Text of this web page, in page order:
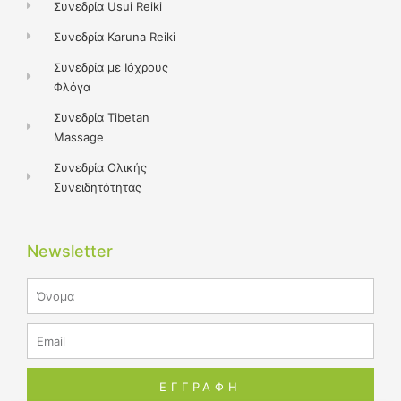
Συνεδρία Usui Reiki
Συνεδρία Karuna Reiki
Συνεδρία με Ιόχρους
Φλόγα
Συνεδρία Tibetan
Massage
Συνεδρία Ολικής
Συνειδητότητας
Newsletter
ΕΓΓΡΑΦΗ